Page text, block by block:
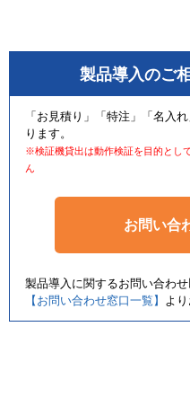
製品導入のご
「お見積り」「特注」「名入
ります。
※検証機貸出は動作検証を目的とし
ん
お問い合
製品導入に関するお問い合わ
【お問い合わせ窓口一覧】
よ